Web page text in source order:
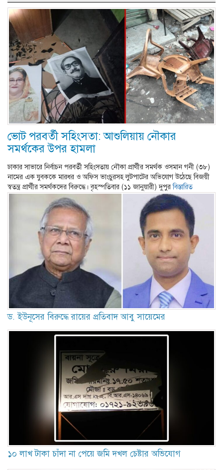
ভোট পরবর্তী সহিংসতা: আশুলিয়ায় নৌকার
সমর্থকের উপর হামলা
ঢাকার সাভারে নির্বাচন পরবর্তী সহিংসতায় নৌকা প্রার্থীর সমর্থক ওসমান গনী (৩৮)
নামের এক যুবককে মারধর ও অফিস ভাংচুরসহ লুটপাটের অভিযোগ উঠেছে বিজয়ী
স্বতন্ত্র প্রার্থীর সমর্থকদের বিরুদ্ধে। বৃহস্পতিবার (১১ জানুয়ারী) দুপুরবিস্তারিত
ড. ইউনূসের বিরুদ্ধে রায়ের প্রতিবাদ আবু সায়েমের
১০ লাখ টাকা চাঁদা না পেয়ে জমি দখল চেষ্টার অভিযোগ